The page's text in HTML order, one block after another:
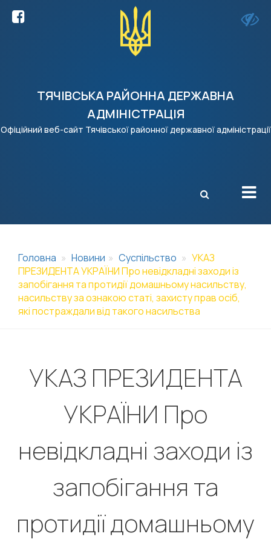
ТЯЧІВСЬКА РАЙОННА ДЕРЖАВНА
АДМІНІСТРАЦІЯ
Офіційний веб-сайт Тячівської районної державної адміністрації
Головна Новини Суспільство
УКАЗ
ПРЕЗИДЕНТА УКРАЇНИ Про невідкладні заходи із
запобігання та протидії домашньому насильству,
насильству за ознакою статі, захисту прав осіб,
які постраждали від такого насильства
УКАЗ ПРЕЗИДЕНТА
УКРАЇНИ Про
невідкладні заходи із
запобігання та
протидії домашньому